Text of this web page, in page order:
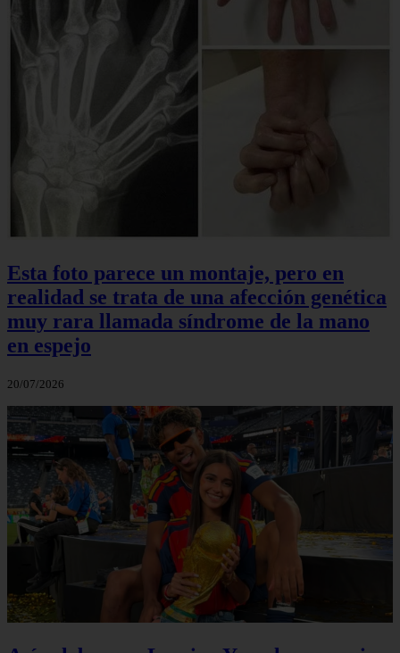
Esta foto parece un montaje, pero en
realidad se trata de una afección genética
muy rara llamada síndrome de la mano
en espejo
20/07/2026